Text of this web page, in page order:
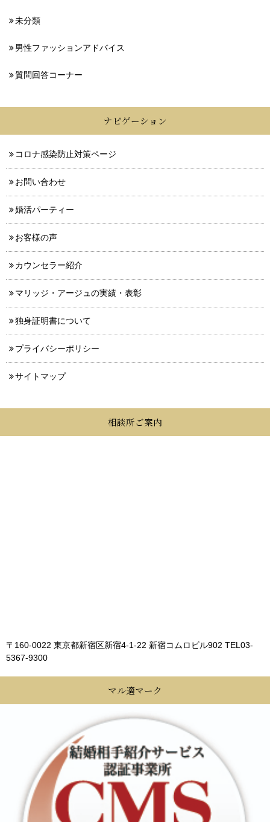
未分類
男性ファッションアドバイス
質問回答コーナー
ナビゲーション
コロナ感染防止対策ページ
お問い合わせ
婚活パーティー
お客様の声
カウンセラー紹介
マリッジ・アージュの実績・表彰
独身証明書について
プライバシーポリシー
サイトマップ
相談所ご案内
〒160-0022 東京都新宿区新宿4-1-22 新宿コムロビル902 TEL03-
5367-9300
マル適マーク